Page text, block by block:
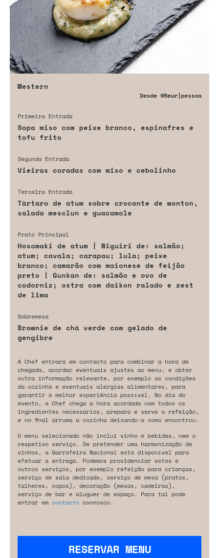
Western
Desde 95eur|pessoa
Primeira Entrada
Sopa miso com peixe branco, espinafres e
tofu frito
Segunda Entrada
Vieiras coradas com miso e cebolinho
Terceira Entrada
Tártaro de atum sobre crocante de wonton,
salada mesclun e guacamole
Prato Principal
Hosomaki de atum | Niguiri de: salmão;
atum; cavala; carapau; lula; peixe
branco; camarão com maionese de feijão
preto | Gunkan de: salmão e ovo de
codorniz; ostra com daikon ralado e zest
de lima
Sobremesa
Brownie de chá verde com gelado de
gengibre
A Chef entrará em contacto para combinar a hora de
chegada, acordar eventuais ajustes ao menu, e obter
outra informação relevante, por exemplo as condições
da cozinha e eventuais alergias alimentares, para
garantir a melhor experiência possível. No dia do
evento, a Chef chega à hora acordada com todos os
ingredientes necessários, prepara e serve a refeição,
e no final arruma a cozinha deixando-a como encontrou.
O menu selecionado não inclui vinho e bebidas, nem o
respetivo serviço. Se pretender uma harmonização de
vinhos, a Garrafeira Nacional está disponível para
efetuar a entrega. Podemos providenciar estes e
outros serviços, por exemplo refeição para crianças,
serviço de sala dedicado, serviço de mesa (pratos,
talheres, copos), decoração (mesas, cadeiras),
serviço de bar e aluguer de espaço. Para tal pode
entrar em contacto connosco.
RESERVAR MENU